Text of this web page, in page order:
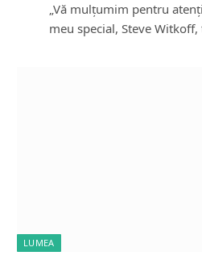
„Vă mulțumim pentru
meu special, Steve
LUMEA